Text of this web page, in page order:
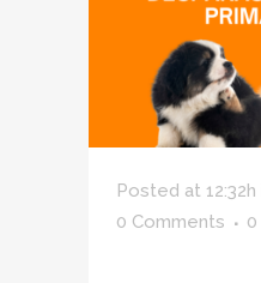
Posted at 12:32h
0 Comments
0